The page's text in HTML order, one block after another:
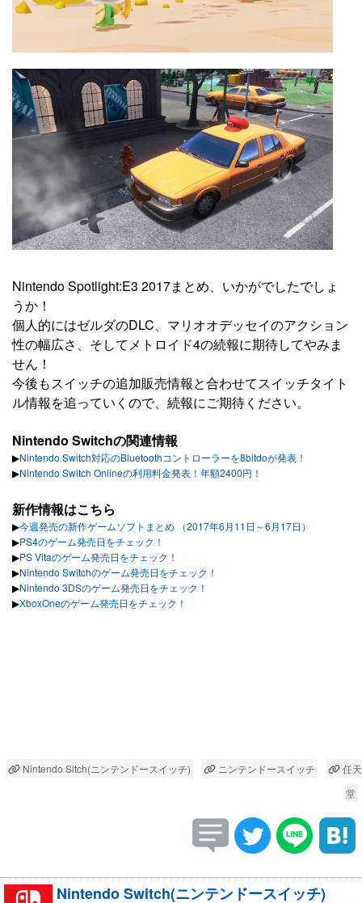
Nintendo Spotlight:E3 2017まとめ、いかがでしたでしょ
うか！
個人的にはゼルダのDLC、マリオオデッセイのアクション
性の幅広さ、そしてメトロイド4の続報に期待してやみま
せん！
今後もスイッチの追加販売情報と合わせてスイッチタイト
ル情報を追っていくので、続報にご期待ください。
Nintendo Switchの関連情報
▶︎Nintendo Switch対応のBluetoothコントローラーを8bitdoが発表！
▶︎Nintendo Switch Onlineの利用料金発表！年額2400円！
新作情報はこちら
▶︎今週発売の新作ゲームソフトまとめ （2017年6月11日～6月17日）
▶︎PS4のゲーム発売日をチェック！
▶︎PS Vitaのゲーム発売日をチェック！
▶︎Nintendo Switchのゲーム発売日をチェック！
▶︎Nintendo 3DSのゲーム発売日をチェック！
▶︎XboxOneのゲーム発売日をチェック！
Nintendo Sitch(ニンテンドースイッチ) ニンテンドースイッチ
任天
堂
Nintendo Switch(ニンテンドースイッチ)